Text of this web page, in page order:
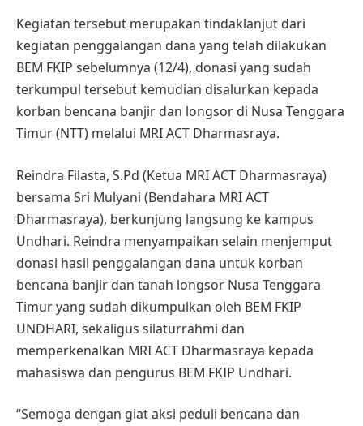
Kegiatan tersebut merupakan tindaklanjut dari
kegiatan penggalangan dana yang telah dilakukan
BEM FKIP sebelumnya (12/4), donasi yang sudah
terkumpul tersebut kemudian disalurkan kepada
korban bencana banjir dan longsor di Nusa Tenggara
Timur (NTT) melalui MRI ACT Dharmasraya.
Reindra Filasta, S.Pd (Ketua MRI ACT Dharmasraya)
bersama Sri Mulyani (Bendahara MRI ACT
Dharmasraya), berkunjung langsung ke kampus
Undhari. Reindra menyampaikan selain menjemput
donasi hasil penggalangan dana untuk korban
bencana banjir dan tanah longsor Nusa Tenggara
Timur yang sudah dikumpulkan oleh BEM FKIP
UNDHARI, sekaligus silaturrahmi dan
memperkenalkan MRI ACT Dharmasraya kepada
mahasiswa dan pengurus BEM FKIP Undhari.
“Semoga dengan giat aksi peduli bencana dan